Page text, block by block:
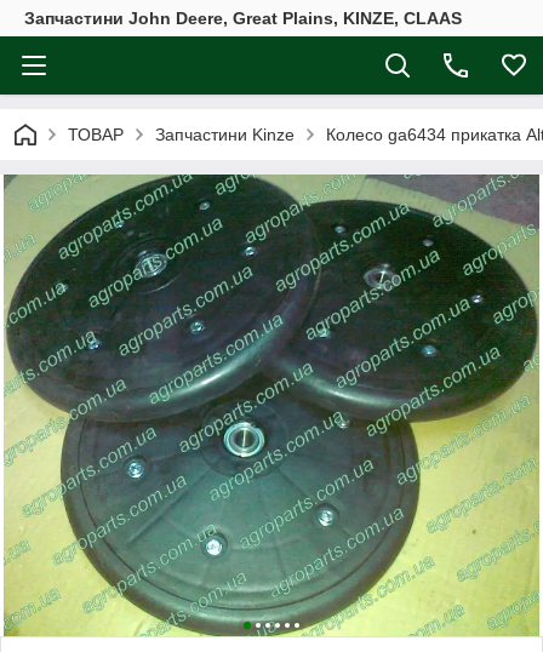
Запчастини John Deere, Great Plains, KINZE, CLAAS
ТОВАР Запчастини Kinze Колесо ga6434 прикатка